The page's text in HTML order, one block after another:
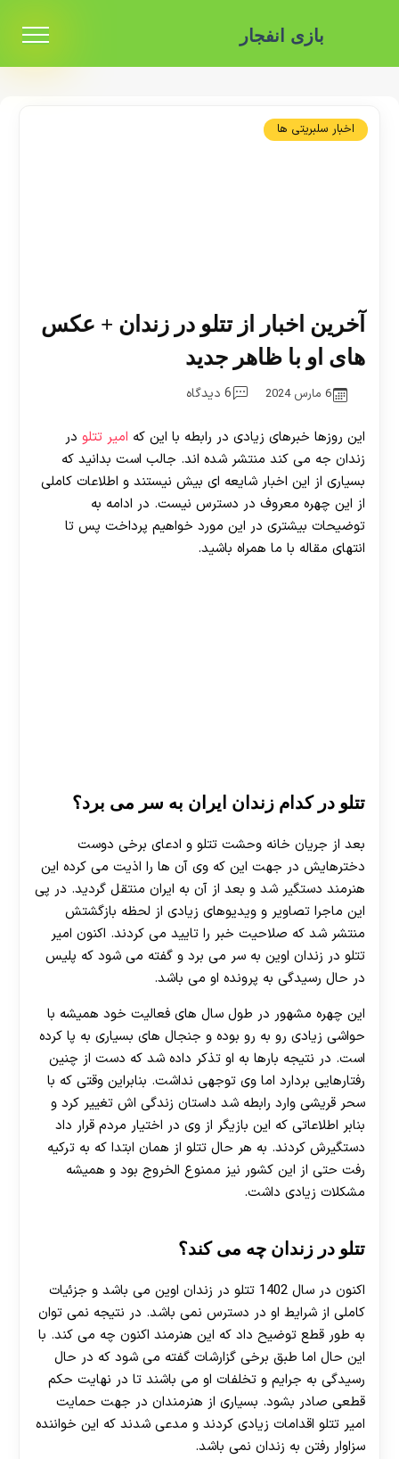
بازی انفجار
اخبار سلبریتی ها
آخرین اخبار از تتلو در زندان + عکس
های او با ظاهر جدید
6 مارس 2024 6 دیدگاه
این روزها خبرهای زیادی در رابطه با این که امیر تتلو در
زندان جه می کند منتشر شده اند. جالب است بدانید که
بسیاری از این اخبار شایعه ای بیش نیستند و اطلاعات کاملی
از این چهره معروف در دسترس نیست. در ادامه به
توضیحات بیشتری در این مورد خواهیم پرداخت پس تا
انتهای مقاله با ما همراه باشید.
تتلو در کدام زندان ایران به سر می برد؟
بعد از جریان خانه وحشت تتلو و ادعای برخی دوست
دخترهایش در جهت این که وی آن ها را اذیت می کرده این
هنرمند دستگیر شد و بعد از آن به ایران منتقل گردید. در پی
این ماجرا تصاویر و ویدیوهای زیادی از لحظه بازگشتش
منتشر شد که صلاحیت خبر را تایید می کردند. اکنون امیر
تتلو در زندان اوین به سر می برد و گفته می شود که پلیس
در حال رسیدگی به پرونده او می باشد.
این چهره مشهور در طول سال های فعالیت خود همیشه با
حواشی زیادی رو به رو بوده و جنجال های بسیاری به پا کرده
است. در نتیجه بارها به او تذکر داده شد که دست از چنین
رفتارهایی بردارد اما وی توجهی نداشت. بنابراین وقتی که با
سحر قریشی وارد رابطه شد داستان زندگی اش تغییر کرد و
بنابر اطلاعاتی که این بازیگر از وی در اختیار مردم قرار داد
دستگیرش کردند. به هر حال تتلو از همان ابتدا که به ترکیه
رفت حتی از این کشور نیز ممنوع الخروج بود و همیشه
مشکلات زیادی داشت.
تتلو در زندان چه می کند؟
اکنون در سال 1402 تتلو در زندان اوین می باشد و جزئیات
کاملی از شرایط او در دسترس نمی باشد. در نتیجه نمی توان
به طور قطع توضیح داد که این هنرمند اکنون چه می کند. با
این حال اما طبق برخی گزارشات گفته می شود که در حال
رسیدگی به جرایم و تخلفات او می باشند تا در نهایت حکم
قطعی صادر بشود. بسیاری از هنرمندان در جهت حمایت
امیر تتلو اقدامات زیادی کردند و مدعی شدند که این خواننده
سزاوار رفتن به زندان نمی باشد.